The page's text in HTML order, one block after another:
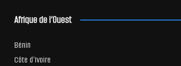
Afrique de l’Ouest
Bénin
Côte d’Ivoire